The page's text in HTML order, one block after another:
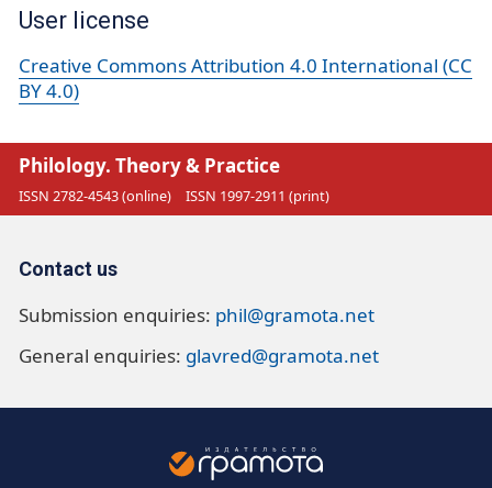
User license
Creative Commons Attribution 4.0 International (CC
BY 4.0)
Philology. Theory & Practice
ISSN 2782-4543 (online) ISSN 1997-2911 (print)
Contact us
Submission enquiries: phil@gramota.net
General enquiries: glavred@gramota.net